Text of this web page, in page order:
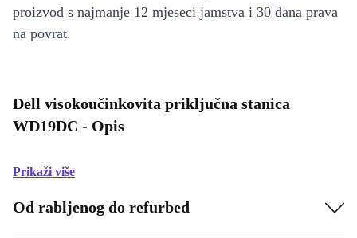
proizvod s najmanje 12 mjeseci jamstva i 30 dana prava
na povrat.
Dell visokoučinkovita priključna stanica
WD19DC - Opis
Prikaži više
Od rabljenog do refurbed